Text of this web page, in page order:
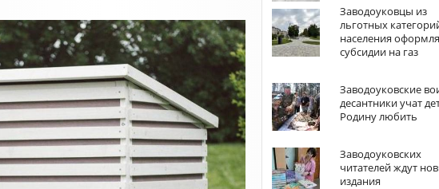
Заводоуковцы из
льготных
населения
субсидии на газ
Заводоуковские
десантники учат
Родину любить
Заводоуковских
читателей ждут
издания